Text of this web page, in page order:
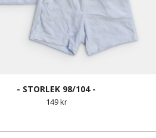
- STORLEK 98/104 -
149 kr